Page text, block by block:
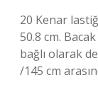
20 Kenar
50.8 cm.
bağlı olarak
/145 cm